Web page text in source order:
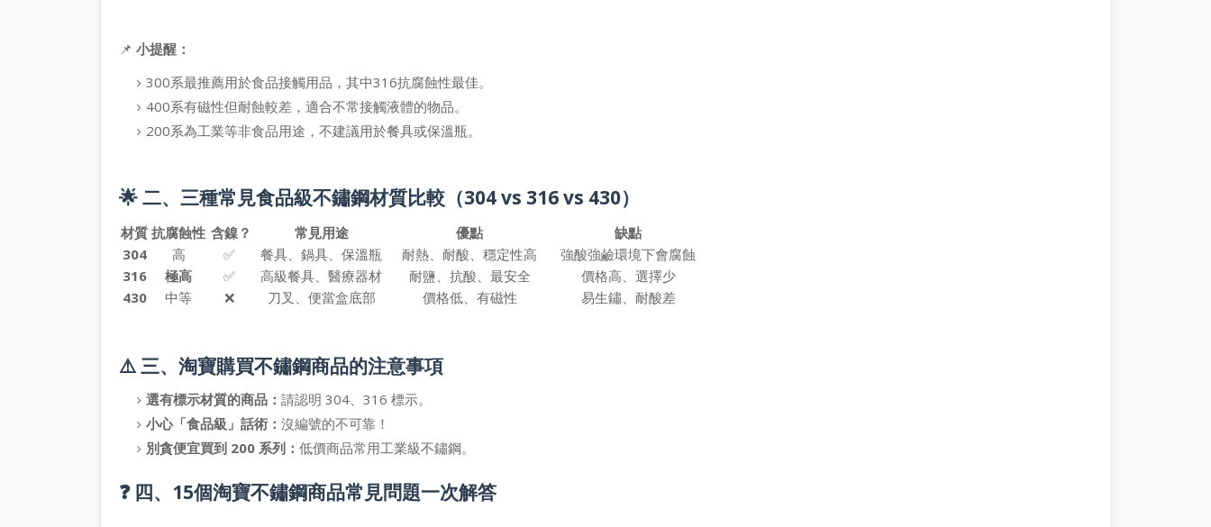
📌 小提醒：
300系最推薦用於食品接觸用品，其中316抗腐蝕性最佳。
400系有磁性但耐蝕較差，適合不常接觸液體的物品。
200系為工業等非食品用途，不建議用於餐具或保溫瓶。
🌟 二、三種常見食品級不鏽鋼材質比較（304 vs 316 vs 430）
材質 抗腐蝕性 含鎳？ 常見用途 優點
缺點
304
高 ✅ 餐具、鍋具、保溫瓶 耐熱、耐酸、穩定性高
強酸強鹼環境下會腐蝕
316
極高 ✅ 高級餐具、醫療器材 耐鹽、抗酸、最安全
價格高、選擇少
430
中等 ❌ 刀叉、便當盒底部 價格低、有磁性 易生鏽、耐酸差
⚠️ 三、淘寶購買不鏽鋼商品的注意事項
選有標示材質的商品： 請認明 304、316 標示。
小心「食品級」話術： 沒編號的不可靠！
別貪便宜買到 200 系列： 低價商品常用工業級不鏽鋼。
❓ 四、15個淘寶不鏽鋼商品常見問題一次解答